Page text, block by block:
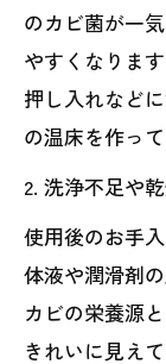
のカビ菌が一
やすくなりま
押し入れなど
の温床を作っ
2. 洗浄不足や
使用後のお手
体液や潤滑剤
カビの栄養源
きれいに見え